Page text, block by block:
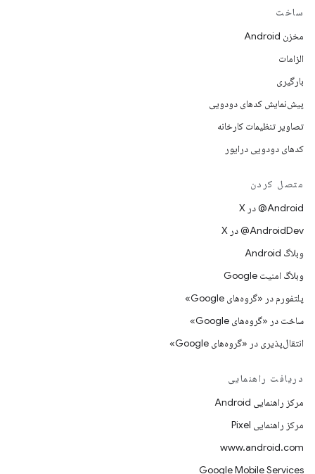
ساخت
مخزن Android
الزامات
بارگیری
پیش‌نمایش کدهای دودویی
تصاویر تنظیمات کارخانه
کدهای دودویی درایور
متصل کردن
‫‎@Android در X
‫‎@AndroidDev در X
وبلاگ Android
وبلاگ امنیت Google
پلتفورم در «گروه‌های Google»
ساخت در «گروه‌های Google»
انتقال‌پذیری در «گروه‌های Google»
دریافت راهنمایی
مرکز راهنمایی Android
مرکز راهنمایی Pixel
www.android.com
Google Mobile Services